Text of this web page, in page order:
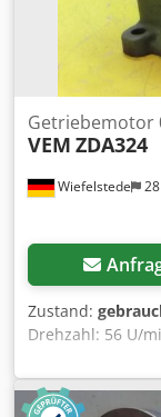
Wiefelstede
Getriebemotor
VEM ZDA324
Zustand:
Drehzahl: 56 U/
Durchmesser
Schutzart: IP 33
Gewicht: 50 kg